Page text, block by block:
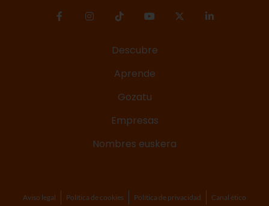
Descubre
Aprende
Gozatu
Empresas
Nombres euskera
Aviso legal Política de cookies Política de privacidad Canal ético